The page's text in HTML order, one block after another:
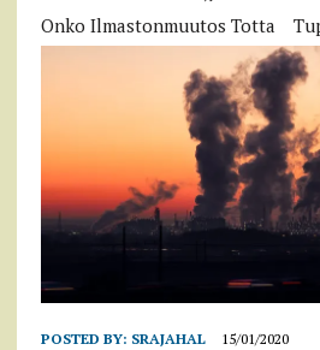
Onko Ilmastonmuutos Totta
POSTED BY: SRAJAHAL 15/01/2020